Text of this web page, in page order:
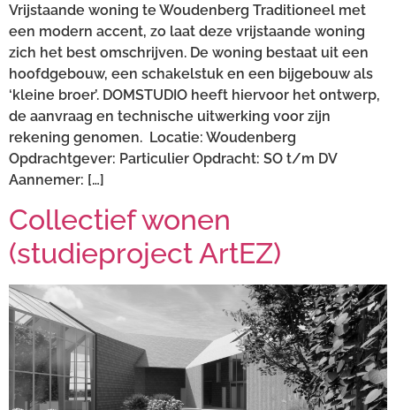
Vrijstaande woning te Woudenberg Traditioneel met
een modern accent, zo laat deze vrijstaande woning
zich het best omschrijven. De woning bestaat uit een
hoofdgebouw, een schakelstuk en een bijgebouw als
‘kleine broer’. DOMSTUDIO heeft hiervoor het ontwerp,
de aanvraag en technische uitwerking voor zijn
rekening genomen. Locatie: Woudenberg
Opdrachtgever: Particulier Opdracht: SO t/m DV
Aannemer: […]
Collectief wonen
(studieproject ArtEZ)